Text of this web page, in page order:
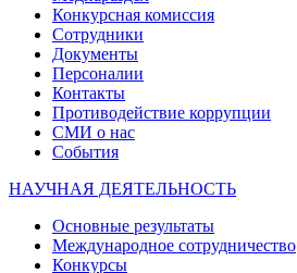
Конкурсная комиссия
Сотрудники
Документы
Персоналии
Контакты
Противодействие коррупции
СМИ о нас
События
НАУЧНАЯ ДЕЯТЕЛЬНОСТЬ
Основные результаты
Международное сотрудничество
Конкурсы